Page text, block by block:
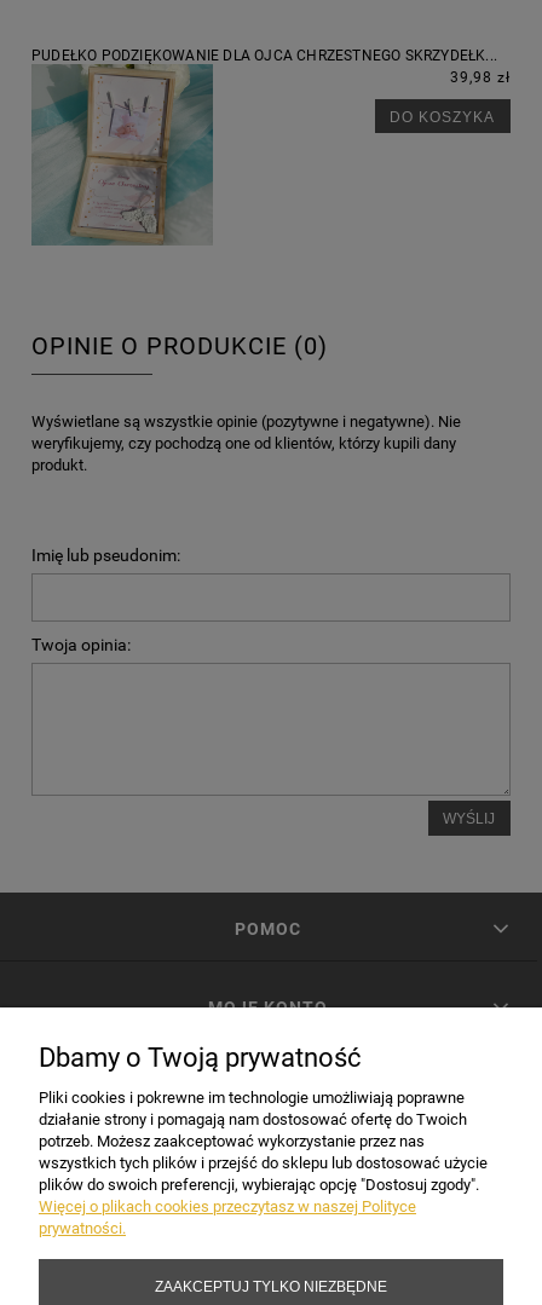
PUDEŁKO PODZIĘKOWANIE DLA OJCA CHRZESTNEGO SKRZYDEŁK...
39,98 zł
DO KOSZYKA
OPINIE O PRODUKCIE (0)
Wyświetlane są wszystkie opinie (pozytywne i negatywne). Nie
weryfikujemy, czy pochodzą one od klientów, którzy kupili dany
produkt.
Imię lub pseudonim:
Twoja opinia:
WYŚLIJ
POMOC
MOJE KONTO
INFORMACJE
Dbamy o Twoją prywatność
Pliki cookies i pokrewne im technologie umożliwiają poprawne
działanie strony i pomagają nam dostosować ofertę do Twoich
potrzeb. Możesz zaakceptować wykorzystanie przez nas
wszystkich tych plików i przejść do sklepu lub dostosować użycie
plików do swoich preferencji, wybierając opcję "Dostosuj zgody".
Więcej o plikach cookies przeczytasz w naszej Polityce
prywatności.
ZAAKCEPTUJ TYLKO NIEZBĘDNE